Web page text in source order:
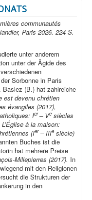
communautés
Paris 2026. 224 S.
unter anderem
unter der Ägide des
Sorbonne in Paris
(B.) hat zahlreiche
est devenu chrétien
évangiles (2017),
Ier– Ve siècles
L’Église à la maison:
(Ier– IIIe siècle)
Buches ist die
hat mehrere Preise
Millepierres (2017). In
mit den Religionen
die Strukturen der
in den